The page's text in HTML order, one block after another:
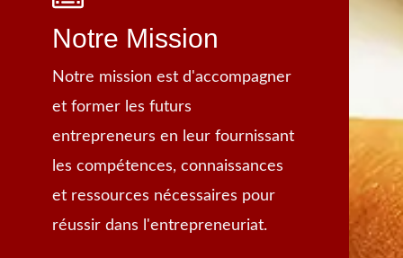
Notre Mission
Notre mission est d'accompagner
et former les futurs
entrepreneurs en leur fournissant
les compétences, connaissances
et ressources nécessaires pour
réussir dans l'entrepreneuriat.